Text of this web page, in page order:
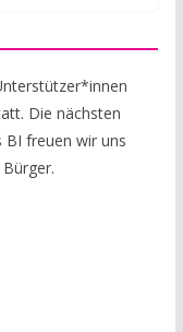
Die nächsten
BI freuen wir uns